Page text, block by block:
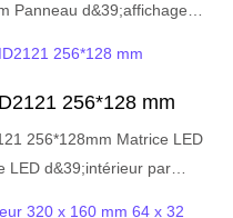
Panneau d&39;affichage
produits similaires sur le
d&39;apparence, etc., et
P3mm 192x192mm
256*128 mm
256*128mm Matrice LED
LED d&39;intérieur par
marché, il présente des